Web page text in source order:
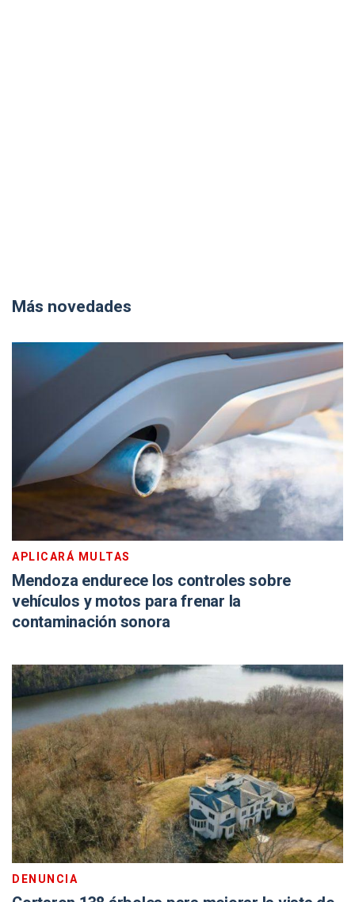
Más novedades
APLICARÁ MULTAS
Mendoza endurece los controles sobre
vehículos y motos para frenar la
contaminación sonora
DENUNCIA